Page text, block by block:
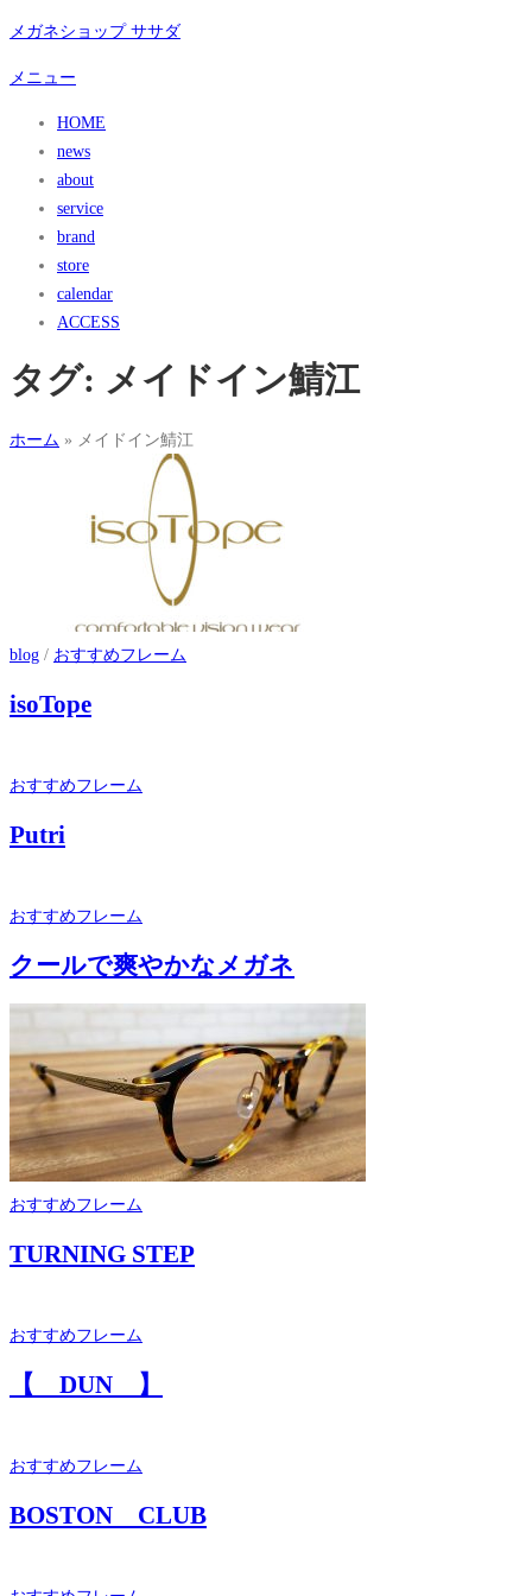
コ
テ
メガネショップ ササダ
メニュー
HOME
news
about
service
brand
store
calendar
ACCESS
タグ: メイドイン鯖江
ホーム » メイドイン鯖江
blog / おすすめフレーム
isoTope
おすすめフレーム
Putri
おすすめフレーム
クールで爽やかなメガネ
おすすめフレーム
TURNING STEP
おすすめフレーム
【 DUN 】
おすすめフレーム
BOSTON CLUB